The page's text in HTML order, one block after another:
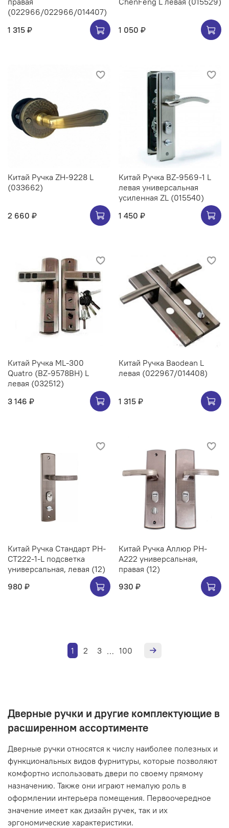
(022966/022966/014407)
1 315 ₽
1 050 ₽
Китай Ручка ZH-9228 L
(033662)
2 660 ₽
Китай Ручка BZ-9569-1 L
левая универсальная
усиленная ZL (015540)
1 450 ₽
Китай Ручка ML-300
Quatro (BZ-9578BH) L
левая (032512)
3 146 ₽
Китай Ручка Baodean L
левая (022967/014408)
1 315 ₽
Китай Ручка Стандарт РН-
СТ222-1-L подсветка
универсальная, левая (12)
980 ₽
Китай Ручка Аллюр РН-
А222 универсальная,
правая (12)
930 ₽
1 2 3 … 100
Дверные ручки и другие комплектующие в
расширенном ассортименте
Дверные ручки относятся к числу наиболее полезных и
функциональных видов фурнитуры, которые позволяют
комфортно использовать двери по своему прямому
назначению. Также они играют немалую роль в
оформлении интерьера помещения. Первоочередное
значение имеет как дизайн ручек, так и их
эргономические характеристики.